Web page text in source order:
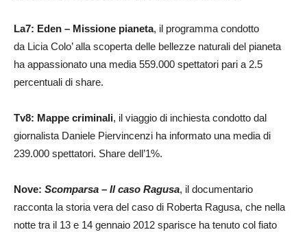
La7: Eden – Missione pianeta, il programma condotto
da Licia Colo’ alla scoperta delle bellezze naturali del pianeta
ha appassionato una media 559.000 spettatori pari a 2.5
percentuali di share.
Tv8: Mappe criminali, il viaggio di inchiesta condotto dal
giornalista Daniele Piervincenzi ha informato una media di
239.000 spettatori. Share dell’1%.
Nove: Scomparsa – Il caso Ragusa, il documentario
racconta la storia vera del caso di Roberta Ragusa, che nella
notte tra il 13 e 14 gennaio 2012 sparisce ha tenuto col fiato